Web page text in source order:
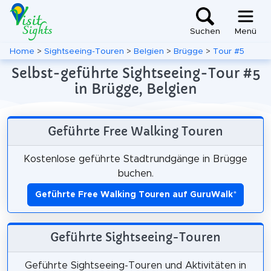
Suchen Menü
Home > Sightseeing-Touren > Belgien > Brügge > Tour #5
Selbst-geführte Sightseeing-Tour #5
in Brügge, Belgien
Geführte Free Walking Touren
Kostenlose geführte Stadtrundgänge in Brügge
buchen.
Geführte Free Walking Touren auf GuruWalk*
Geführte Sightseeing-Touren
Geführte Sightseeing-Touren und Aktivitäten in